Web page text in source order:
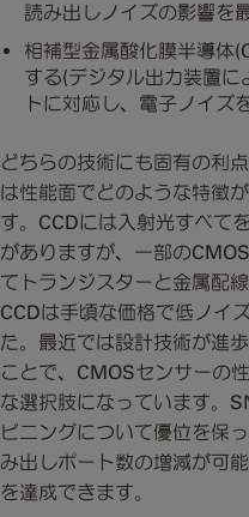
読み出しノイズの影響を
相補型金属酸化膜半導体
する(デジタル出力装置
トに対応し、電子ノイズ
どちらの技術にも固有の利
は性能面でどのような特徴
す。CCDには入射光すべて
がありますが、一部の
てトランジスターと金属配
CCDは手頃な価格で低ノイ
た。最近では設計技術が進
ことで、CMOSセンサーの
な選択肢になっています。
ビニングについて優位を保
み出しポート数の増減が可
を達成できます。